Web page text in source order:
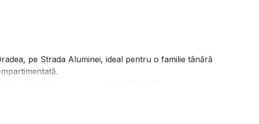
pe Strada Aluminei, ideal pentru o familie tânără